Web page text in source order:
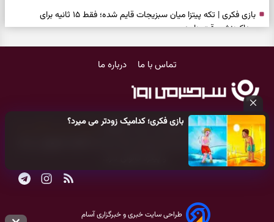
بازی فکری؛ کدامیک زودتر می میرد؟
بازی فکری | تکه پیتزا میان سبزیجات قایم شده؛ فقط ۱۵ ثانیه برای
پیداکردنش وقت دارید
سنجیده و رهاشدن از انتظارهای بی‌نتیجه
طرز تهیه کوکو سبزی مجلسی | سبز، خوش‌عطر و برش‌خورده
شناخت فرصت واقعی و پایان‌دادن به تردیدها
تست شخصیت شناسی | کدام سکه‌ها زودتر چشمتان را گرفتند؟ انتخابتان
باارزش‌ترین چیز زندگی‌تان را نشان می‌دهد
فال سرنوشت امروز پنجشنبه ۱۵ مرداد ۱۴۰۵ | روزی برای حفظ دستاوردها و
تماس با ما درباره ما
کلیه حقوق مادی و معنوی این سایت متعلق بهپایگاه خبری سرگرمی روز
می‌باشد و هر گونه کپی‌برداری توسط دیگر سایت‌ها
طراحی سایت خبری و خبرگزاری آسام